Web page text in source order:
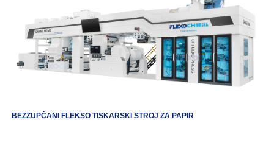
BEZZUPČANI FLEKSO TISKARSKI STROJ ZA PAPIR